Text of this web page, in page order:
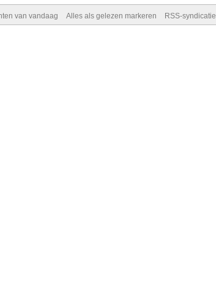
van vandaag Alles als gelezen markeren RSS-syndicatie